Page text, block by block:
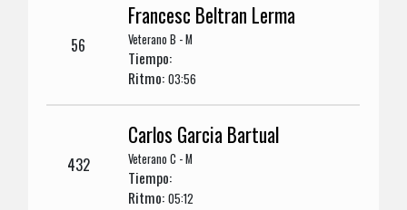
56
Francesc Beltran Lerma
Veterano B - M
Tiempo:
Ritmo:03:56
432
Carlos Garcia Bartual
Veterano C - M
Tiempo:
Ritmo:05:12